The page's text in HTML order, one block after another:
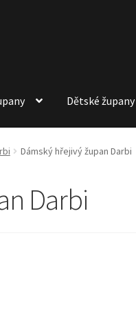
Dětské župany
Dámský hřejivý župan Darbi
Darbi